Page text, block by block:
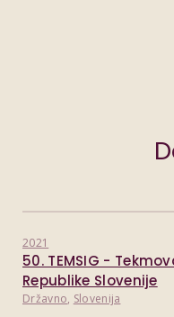
2021
50. TEMSIG -
Republike Slovenije
Državno, Slovenija